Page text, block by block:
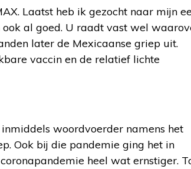
Laatst heb ik gezocht naar mijn
al goed. U raadt vast wel
later de Mexicaanse griep uit.
vaccin en de relatief lichte
woordvoerder namens het
Ook bij die pandemie ging het in
heel wat ernstiger.